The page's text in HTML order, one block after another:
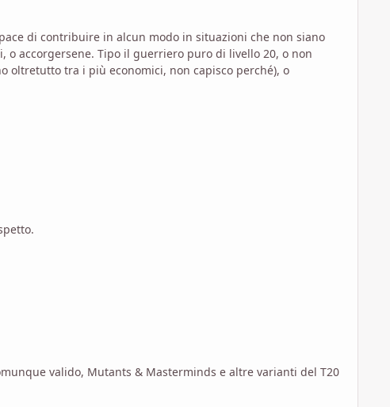
di livello 20, o non
oltretutto tra i più economici, non capisco perché), o
valido, Mutants & Masterminds e altre varianti del T20